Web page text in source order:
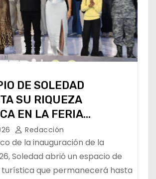
DE SOLEDAD
SU RIQUEZA
EN LA FERIA
POTOSINA
Redacción
de la inauguración de la
Soledad abrió un espacio de
que permanecerá hasta